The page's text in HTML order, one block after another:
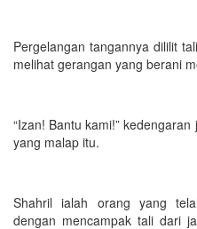
Pergelangan tangannya dililit
melihat gerangan yang berani
“Izan! Bantu kami!”
yang malap itu.
Shahril ialah orang yang
dengan mencampak tali dari